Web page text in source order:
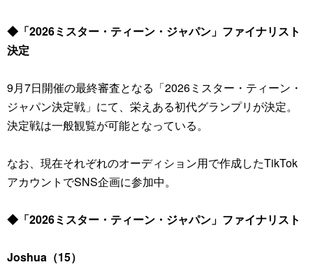
◆「2026ミスター・ティーン・ジャパン」ファイナリスト
決定
9月7日開催の最終審査となる「2026ミスター・ティーン・
ジャパン決定戦」にて、栄えある初代グランプリが決定。
決定戦は一般観覧が可能となっている。
なお、現在それぞれのオーディション用で作成したTikTok
アカウントでSNS企画に参加中。
◆「2026ミスター・ティーン・ジャパン」ファイナリスト
Joshua（15）